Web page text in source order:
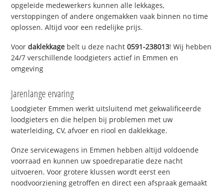
opgeleide medewerkers kunnen alle lekkages,
verstoppingen of andere ongemakken vaak binnen no time
oplossen. Altijd voor een redelijke prijs.
Voordaklekkage belt u deze nacht0591-238013! Wij hebben
24/7 verschillende loodgieters actief in Emmen en
omgeving
Jarenlange ervaring
Loodgieter Emmen werkt uitsluitend met gekwalificeerde
loodgieters en die helpen bij problemen met uw
waterleiding, CV, afvoer en riool en daklekkage.
Onze servicewagens in Emmen hebben altijd voldoende
voorraad en kunnen uw spoedreparatie deze nacht
uitvoeren. Voor grotere klussen wordt eerst een
noodvoorziening getroffen en direct een afspraak gemaakt